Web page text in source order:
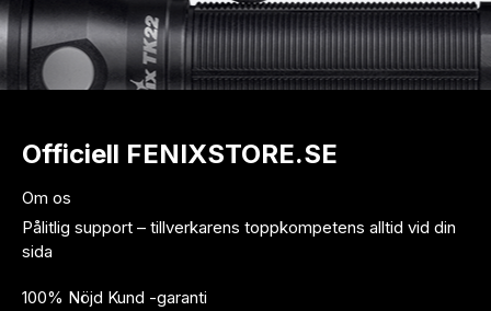
Officiell FENIXSTORE.SE
Om os
Pålitlig support – tillverkarens toppkompetens alltid vid din
sida
100% Nöjd Kund -garanti